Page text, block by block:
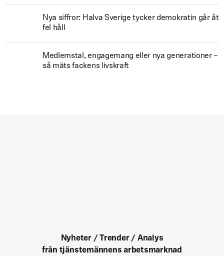
Nya siffror: Halva Sverige tycker demokratin går åt
fel håll
Medlemstal, engagemang eller nya generationer –
så mäts fackens livskraft
Nyheter / Trender / Analys
från tjänstemännens arbetsmarknad